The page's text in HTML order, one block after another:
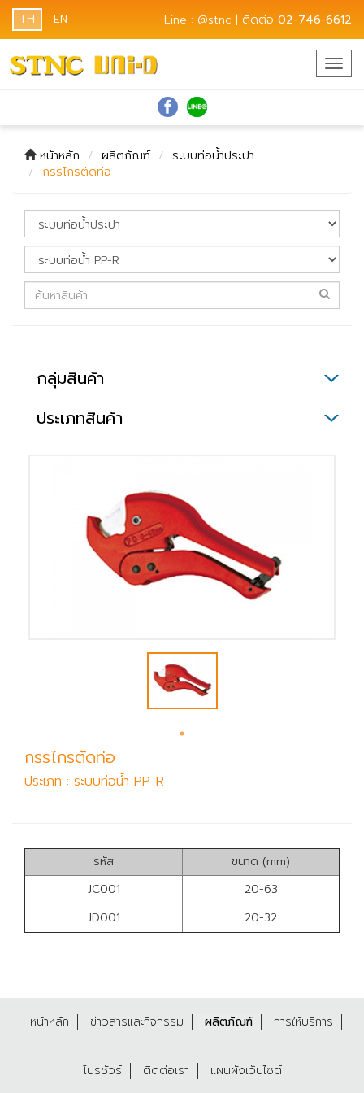
TH EN Line : @stnc | ติดต่อ 02-746-6612
หน้าหลัก ผลิตภัณฑ์
ระบบท่อน้ำประปา
กรรไกรตัดท่อ
กลุ่มสินค้า
ประเภทสินค้า
กรรไกรตัดท่อ
ประเภท : ระบบท่อน้ำ PP-R
รหัส
ขนาด (mm)
JC001
20-63
JD001
20-32
หน้าหลัก ข่าวสารและกิจกรรม ผลิตภัณฑ์ การให้บริการ
โบรชัวร์ ติดต่อเรา แผนผังเว็บไซต์